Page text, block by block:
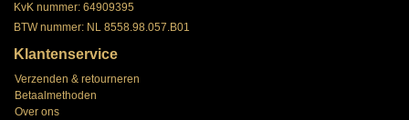
KvK nummer: 64909395
BTW nummer: NL 8558.98.057.B01
Klantenservice
Verzenden & retourneren
Betaalmethoden
Over ons